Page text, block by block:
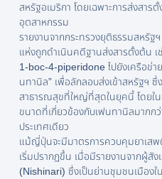
สหรัฐอเมริกา โดยเฉพาะการส่งสา
อุตสาหกรรม
รายงานจากกระทรวงยุติธรรมสหรั
แห่งถูกดำเนินคดีฐานส่งสารตั้งต้น เ
1‑boc‑4‑piperidone ไปยังเครือข่
นทานิล” เพื่อลักลอบส่งเข้าสหรัฐฯ
สาธารณสุขที่ใหญ่ที่สุดในยุคนี้ โดยใน
ขนาดที่เกี่ยวข้องกับเฟนทานิลมากก
ประเทศเดียว
แม้ญี่ปุ่นจะมีมาตรการควบคุมยาเ
เริ่มปรากฏขึ้น เมื่อมีรายงานจากผู้สั
(Nishinari) ซึ่งเป็นย่านชุมชนเมืองใ